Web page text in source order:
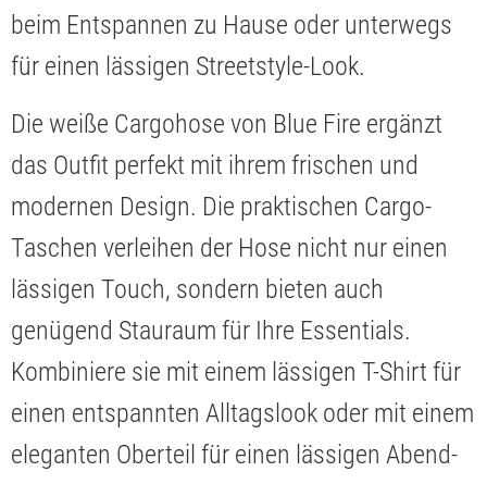
beim Entspannen zu Hause oder unterwegs
für einen lässigen Streetstyle-Look.
Die weiße Cargohose von Blue Fire ergänzt
das Outfit perfekt mit ihrem frischen und
modernen Design. Die praktischen Cargo-
Taschen verleihen der Hose nicht nur einen
lässigen Touch, sondern bieten auch
genügend Stauraum für Ihre Essentials.
Kombiniere sie mit einem lässigen T-Shirt für
einen entspannten Alltagslook oder mit einem
eleganten Oberteil für einen lässigen Abend-